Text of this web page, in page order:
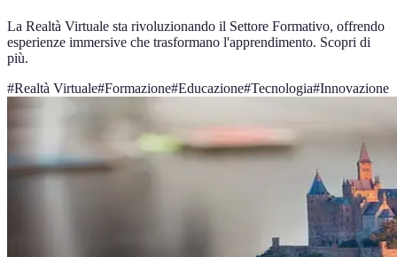
La Realtà Virtuale sta rivoluzionando il Settore Formativo, offrendo
esperienze immersive che trasformano l'apprendimento. Scopri di
più.
#Realtà Virtuale#Formazione#Educazione#Tecnologia#Innovazione